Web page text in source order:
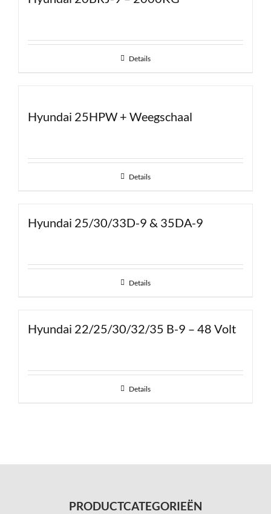
Details
Hyundai 25HPW + Weegschaal
Details
Hyundai 25/30/33D-9 & 35DA-9
Details
Hyundai 22/25/30/32/35 B-9 – 48 Volt
Details
PRODUCTCATEGORIEËN